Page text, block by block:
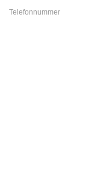
Telefonnummer